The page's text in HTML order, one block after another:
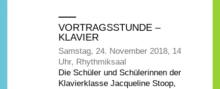
VORTRAGSSTUNDE –
KLAVIER
Samstag, 24. November 2018, 14
Uhr, Rhythmiksaal
Die Schüler und Schülerinnen der
Klavierklasse Jacqueline Stoop,